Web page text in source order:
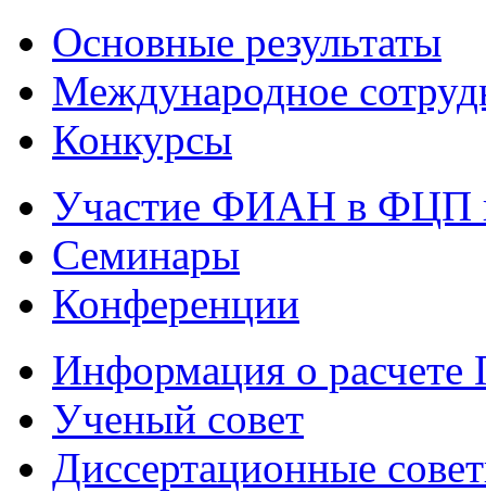
Основные результаты
Международное
Конкурсы
Участие ФИАН в ФЦП
Семинары
Конференции
Информация о
Ученый совет
Диссертационные